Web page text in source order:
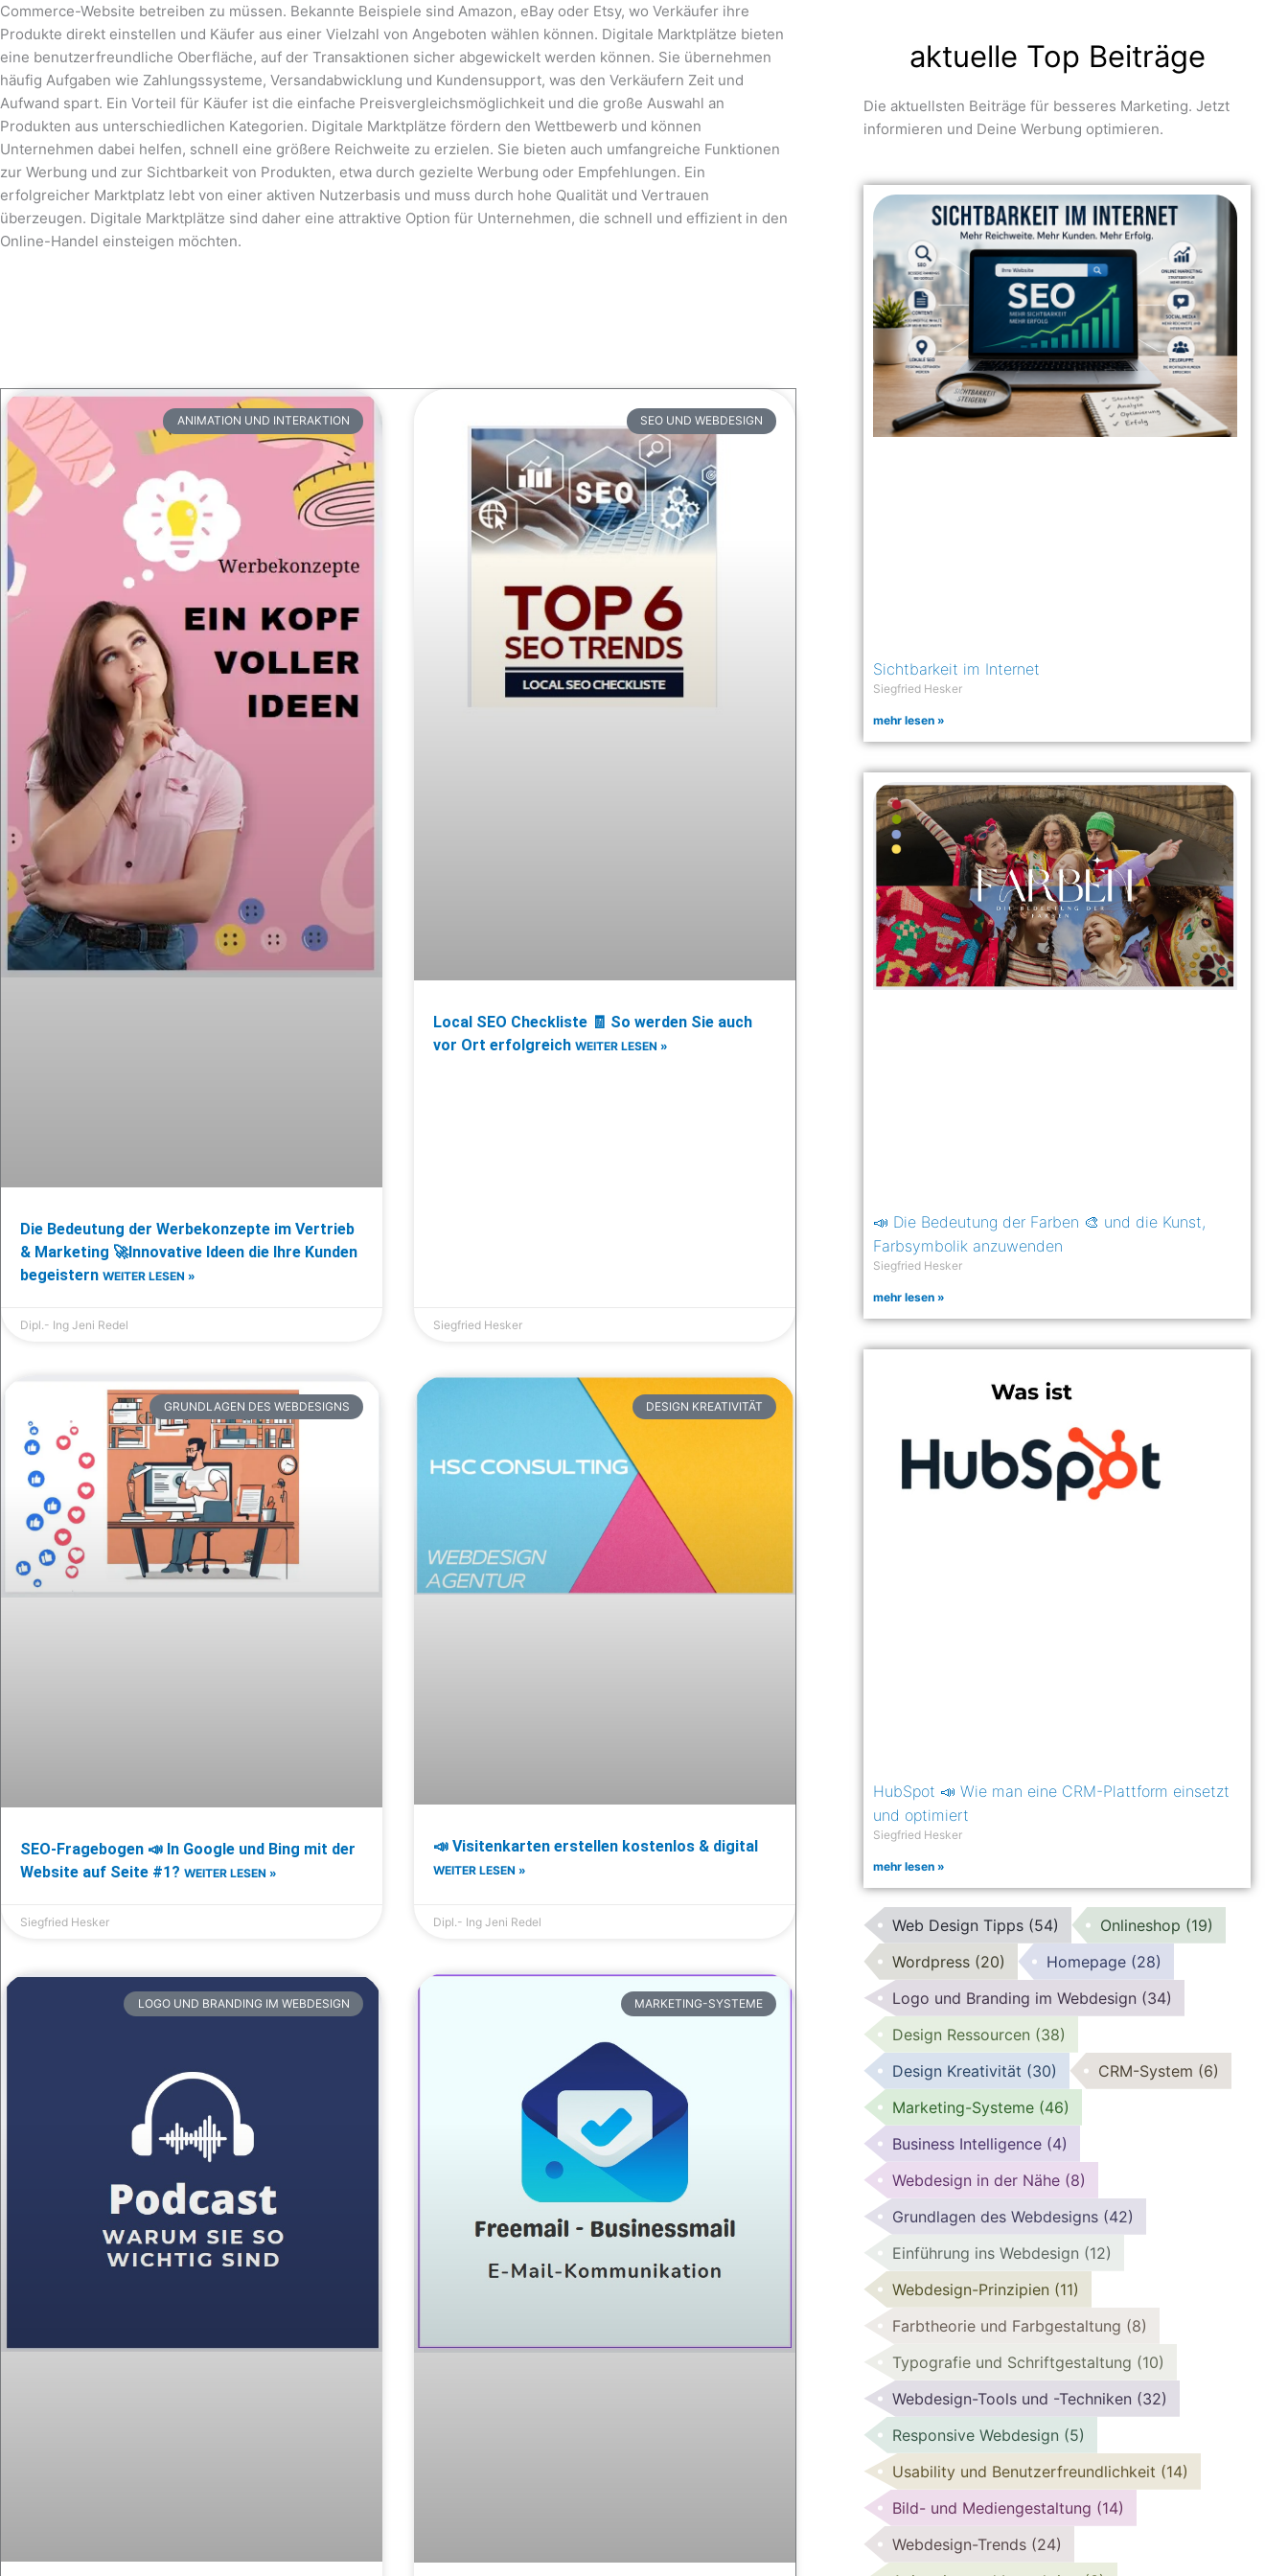
Commerce-Website betreiben zu müssen. Bekannte Beispiele sind Amazon, eBay oder Etsy, wo Verkäufer ihre
Produkte direkt einstellen und Käufer aus einer Vielzahl von Angeboten wählen können. Digitale Marktplätze bieten
eine benutzerfreundliche Oberfläche, auf der Transaktionen sicher abgewickelt werden können. Sie übernehmen
häufig Aufgaben wie Zahlungssysteme, Versandabwicklung und Kundensupport, was den Verkäufern Zeit und
Aufwand spart. Ein Vorteil für Käufer ist die einfache Preisvergleichsmöglichkeit und die große Auswahl an
Produkten aus unterschiedlichen Kategorien. Digitale Marktplätze fördern den Wettbewerb und können
Unternehmen dabei helfen, schnell eine größere Reichweite zu erzielen. Sie bieten auch umfangreiche Funktionen
zur Werbung und zur Sichtbarkeit von Produkten, etwa durch gezielte Werbung oder Empfehlungen. Ein
erfolgreicher Marktplatz lebt von einer aktiven Nutzerbasis und muss durch hohe Qualität und Vertrauen
überzeugen. Digitale Marktplätze sind daher eine attraktive Option für Unternehmen, die schnell und effizient in den
Online-Handel einsteigen möchten.
ANIMATION UND INTERAKTION
Die Bedeutung der Werbekonzepte im Vertrieb
& Marketing 🚀Innovative Ideen die Ihre Kunden
begeistern WEITER LESEN »
Dipl.- Ing Jeni Redel
SEO UND WEBDESIGN
Local SEO Checkliste 🧾 So werden Sie auch
vor Ort erfolgreichWEITER LESEN »
Siegfried Hesker
GRUNDLAGEN DES WEBDESIGNS
SEO-Fragebogen 📣 In Google und Bing mit der
Website auf Seite #1? WEITER LESEN »
Siegfried Hesker
DESIGN KREATIVITÄT
📣 Visitenkarten erstellen kostenlos & digital
WEITER LESEN »
Dipl.- Ing Jeni Redel
LOGO UND BRANDING IM WEBDESIGN MARKETING-SYSTEME
aktuelle Top Beiträge
Die aktuellsten Beiträge für besseres Marketing. Jetzt
informieren und Deine Werbung optimieren.
Sichtbarkeit im Internet
Siegfried Hesker
mehr lesen »
📣 Die Bedeutung der Farben 🎨 und die Kunst,
Farbsymbolik anzuwenden
Siegfried Hesker
mehr lesen »
HubSpot 📣 Wie man eine CRM-Plattform einsetzt
und optimiert
Siegfried Hesker
mehr lesen »
Web Design Tipps (54) Onlineshop (19)
Wordpress (20) Homepage (28)
Logo und Branding im Webdesign (34)
Design Ressourcen (38)
Design Kreativität (30) CRM-System (6)
Marketing-Systeme (46)
Business Intelligence (4)
Webdesign in der Nähe (8)
Grundlagen des Webdesigns (42)
Einführung ins Webdesign (12)
Webdesign-Prinzipien (11)
Farbtheorie und Farbgestaltung (8)
Typografie und Schriftgestaltung (10)
Webdesign-Tools und -Techniken (32)
Responsive Webdesign (5)
Usability und Benutzerfreundlichkeit (14)
Bild- und Mediengestaltung (14)
Webdesign-Trends (24)